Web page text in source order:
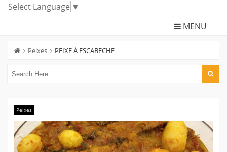
Select Language ▼
MENU
Peixes PEIXE À ESCABECHE
Peixes